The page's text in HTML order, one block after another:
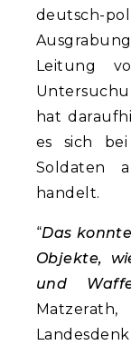
deutsch-
Leitung
hat
es sich
Soldaten
handelt.
“Das
Objekte,
und